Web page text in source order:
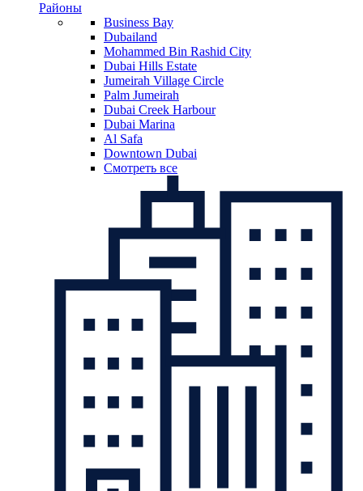
Районы
Business Bay
Dubailand
Mohammed Bin Rashid City
Dubai Hills Estate
Jumeirah Village Circle
Palm Jumeirah
Dubai Creek Harbour
Dubai Marina
Al Safa
Downtown Dubai
Смотреть все